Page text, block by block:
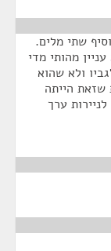
להוסיף שתי מלים.
מהותי מדי
ולא שהוא
שזאת הייתה
ערך